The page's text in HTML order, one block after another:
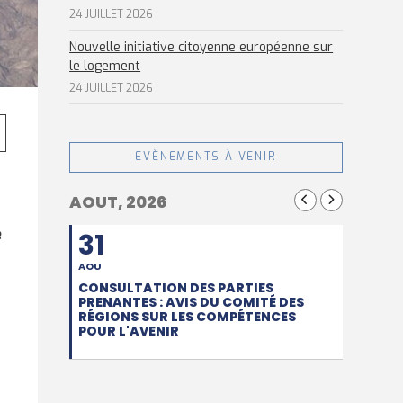
24 JUILLET 2026
Nouvelle initiative citoyenne européenne sur
le logement
24 JUILLET 2026
EVÈNEMENTS À VENIR
AOUT, 2026
31
AOU
CONSULTATION DES PARTIES
PRENANTES : AVIS DU COMITÉ DES
RÉGIONS SUR LES COMPÉTENCES
POUR L'AVENIR